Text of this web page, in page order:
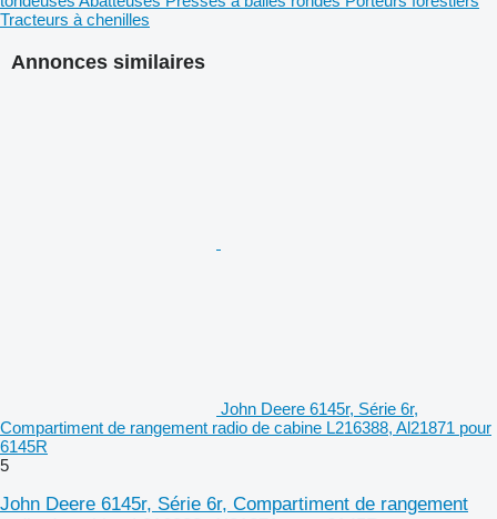
Annonces similaires
John Deere 6145r, Série 6r,
Compartiment de rangement radio de cabine L216388, Al21871 pour
6145R
5
John Deere 6145r, Série 6r, Compartiment de rangement
Tracteurs à chenilles